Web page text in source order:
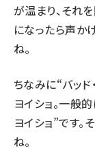
が温まり、それ
になったら声か
ね。
ちなみに“バッ
ヨイショ。一般
ヨイショ”です
ね。